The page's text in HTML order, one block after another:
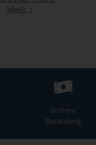
MwSt. )
Sichere
Bezahlung